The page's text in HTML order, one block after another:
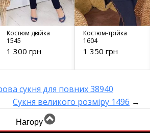
Костюм двійка
1545
1 300 грн
Костюм-трійка
1604
1 350 грн
сукня для повних 38940
Сукня великого розміру 1496 →
Нагору